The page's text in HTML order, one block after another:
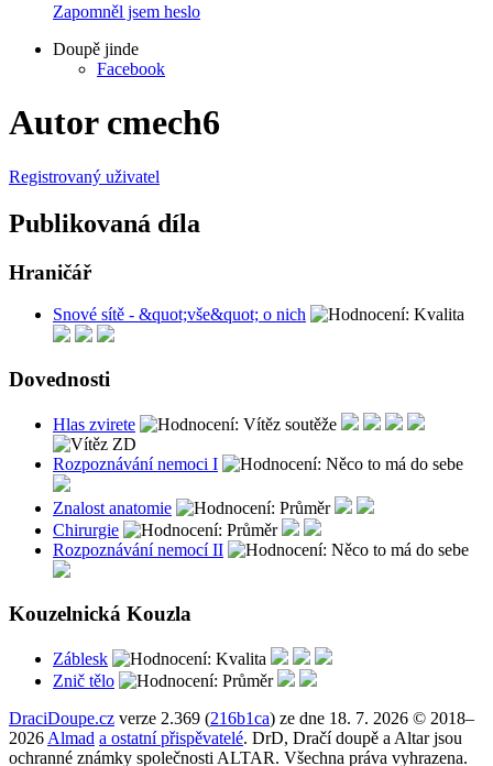
Zapomněl jsem heslo
Doupě jinde
Facebook
Autor cmech6
Registrovaný uživatel
Publikovaná díla
Hraničář
Snové sítě - &quot;vše&quot; o nich
Dovednosti
Hlas zvirete
Rozpoznávání nemoci I
Znalost anatomie
Chirurgie
Rozpoznávání nemocí II
Kouzelnická Kouzla
Záblesk
Znič tělo
DraciDoupe.cz verze 2.369 (216b1ca) ze dne 18. 7. 2026 © 2018–
2026 Almad a ostatní přispěvatelé. DrD, Dračí doupě a Altar jsou
ochranné známky společnosti ALTAR. Všechna práva vyhrazena.